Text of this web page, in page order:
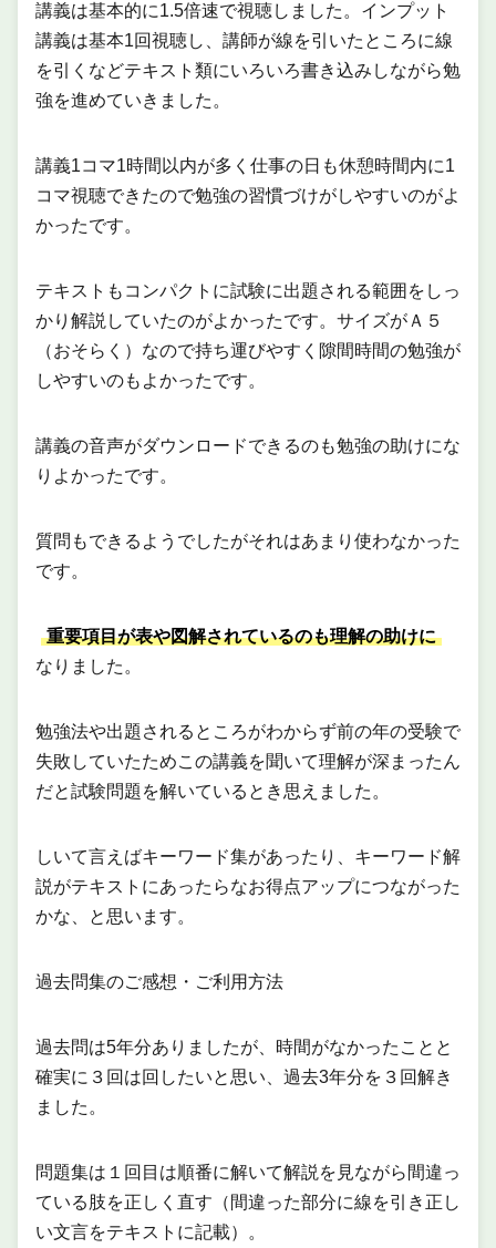
講義は基本的に1.5倍速で視聴しました。インプット
講義は基本1回視聴し、講師が線を引いたところに線
を引くなどテキスト類にいろいろ書き込みしながら勉
強を進めていきました。
講義1コマ1時間以内が多く仕事の日も休憩時間内に1
コマ視聴できたので勉強の習慣づけがしやすいのがよ
かったです。
テキストもコンパクトに試験に出題される範囲をしっ
かり解説していたのがよかったです。サイズがＡ５
（おそらく）なので持ち運びやすく隙間時間の勉強が
しやすいのもよかったです。
講義の音声がダウンロードできるのも勉強の助けにな
りよかったです。
質問もできるようでしたがそれはあまり使わなかった
です。
重要項目が表や図解されているのも理解の助けに
なりました。
勉強法や出題されるところがわからず前の年の受験で
失敗していたためこの講義を聞いて理解が深まったん
だと試験問題を解いているとき思えました。
しいて言えばキーワード集があったり、キーワード解
説がテキストにあったらなお得点アップにつながった
かな、と思います。
過去問集のご感想・ご利用方法
過去問は5年分ありましたが、時間がなかったことと
確実に３回は回したいと思い、過去3年分を３回解き
ました。
問題集は１回目は順番に解いて解説を見ながら間違っ
ている肢を正しく直す（間違った部分に線を引き正し
い文言をテキストに記載）。